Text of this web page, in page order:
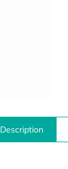
Description